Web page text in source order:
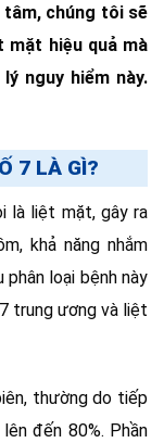
tâm, chúng tôi sẽ
mặt hiệu quả mà
nguy hiểm này.
7 LÀ GÌ?
là liệt mặt, gây ra
khả năng nhắm
loại bệnh này
trung ương và liệt
thường do tiếp
đến 80%. Phần